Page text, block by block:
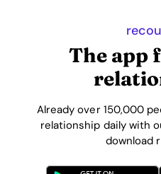
The app
Already over 150,000
relationship daily with
download